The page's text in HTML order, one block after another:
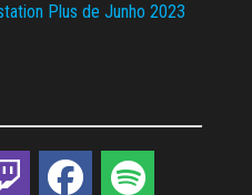
Plus de Junho 2023